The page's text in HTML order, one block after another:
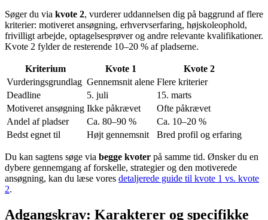
Søger du via kvote 2, vurderer uddannelsen dig på baggrund af flere
kriterier: motiveret ansøgning, erhvervserfaring, højskoleophold,
frivilligt arbejde, optagelsesprøver og andre relevante kvalifikationer.
Kvote 2 fylder de resterende 10–20 % af pladserne.
Kriterium Kvote 1
Kvote 2
Vurderingsgrundlag Gennemsnit alene Flere kriterier
Deadline
5. juli
15. marts
Motiveret ansøgning Ikke påkrævet
Ofte påkrævet
Andel af pladser
Ca. 80–90 %
Ca. 10–20 %
Bedst egnet til
Højt gennemsnit Bred profil og erfaring
Du kan sagtens søge via begge kvoter på samme tid. Ønsker du en
dybere gennemgang af forskelle, strategier og den motiverede
ansøgning, kan du læse vores detaljerede guide til kvote 1 vs. kvote
2.
Adgangskrav: Karakterer og specifikke